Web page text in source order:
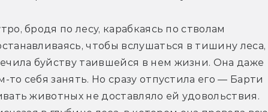
бродя по лесу, карабкаясь по стволам
чтобы вслушаться в тишину леса,
буйству таившейся в нем жизни. Она даже
себя занять. Но сразу отпустила его — Барти
животных не доставляло ей удовольствия.